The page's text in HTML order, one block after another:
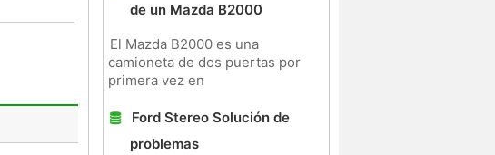
de un Mazda B2000
El Mazda B2000 es una
camioneta de dos puertas por
primera vez en
Ford Stereo Solución de
problemas